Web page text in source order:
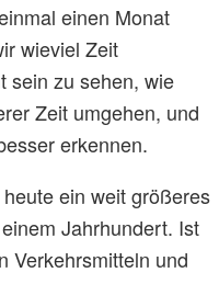
einen Monat
wieviel Zeit
sein zu sehen, wie
Zeit umgehen, und
erkennen.
ein weit größeres
Jahrhundert. Ist
Verkehrsmitteln und